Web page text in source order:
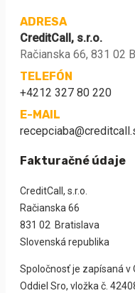
ADRESA
CreditCall, s.r.o.
Račianska 66, 831 02
TELEFÓN
+4212 327 80 220
E-MAIL
Fakturačné údaje
CreditCall, s.r.o.
Račianska 66
831 02 Bratislava
Slovenská republika
Spoločnosť je zapísaná v
Oddiel Sro, vložka č.